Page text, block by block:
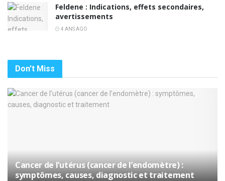
Feldene : Indications, effets secondaires,
avertissements
4 ANS AGO
Don't Miss
Cancer de l’utérus (cancer de l’endomètre) :
symptômes, causes, diagnostic et traitement